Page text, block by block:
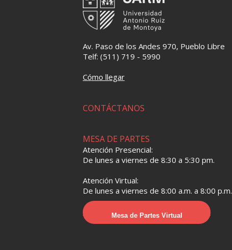
Av. Paso de los Andes 970, Pueblo Libre
Telf: (511) 719 - 5990
Cómo llegar
CONTÁCTANOS
MESA DE PARTES
Atención Presencial:
De lunes a viernes de 8:30 a 5:30 pm.
Atención Virtual:
De lunes a viernes de 8:00 a.m. a 8:00 p.m.
Mesa de Partes Virtual